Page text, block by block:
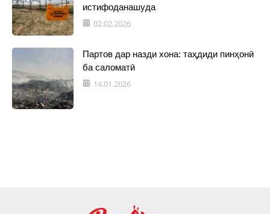
истифоданашуда
02.02.2026
Партов дар назди хона: таҳдиди пинҳонӣ
ба саломатӣ
14.01.2026